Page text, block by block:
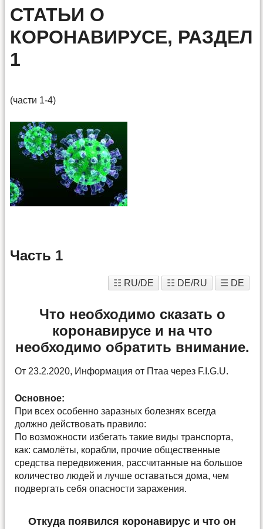
СТАТЬИ О
КОРОНАВИРУСЕ, РАЗДЕЛ
1
(части 1-4)
Часть 1
☷ RU/DE ☷ DE/RU ☰ DE
Что необходимо сказать о
коронавирусе и на что
необходимо обратить внимание.
От 23.2.2020, Информация от Птаа через F.I.G.U.
Основное:
При всех особенно заразных болезнях всегда
должно действовать правило:
По возможности избегать такие виды транспорта,
как: самолёты, корабли, прочие общественные
средства передвижения, рассчитанные на большое
количество людей и лучше оставаться дома, чем
подвергать себя опасности заражения.
Откуда появился коронавирус и что он